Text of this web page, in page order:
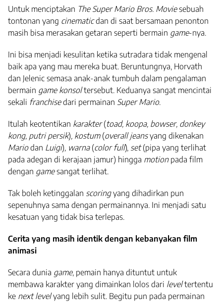
Untuk menciptakan The Super Mario Bros. Movie sebuah
tontonan yang cinematicdan di saat bersamaan penonton
masih bisa merasakan getaran seperti bermain game-nya.
Ini bisa menjadi kesulitan ketika sutradara tidak mengenal
baik apa yang mau mereka buat. Beruntungnya, Horvath
dan Jelenic semasa anak-anak tumbuh dalam pengalaman
bermain game konsoltersebut. Keduanya sangat mencintai
sekali franchisedari permainan Super Mario.
Itulah keotentikan karakter(toad, koopa, bowser, donkey
kong, putri persik), kostum (overall jeansyang dikenakan
Mariodan Luigi), warna(color full), set(pipa yang terlihat
pada adegan di kerajaan jamur) hingga motionpada film
dengan gamesangat terlihat.
Tak boleh ketinggalan scoringyang dihadirkan pun
sepenuhnya sama dengan permainannya. Ini menjadi satu
kesatuan yang tidak bisa terlepas.
Cerita yang masih identik dengan kebanyakan film
animasi
Secara dunia game, pemain hanya dituntut untuk
membawa karakter yang dimainkan lolos dari leveltertentu
ke next levelyang lebih sulit. Begitu pun pada permainan